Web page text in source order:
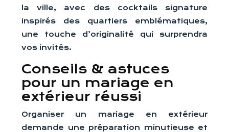
la ville, avec des cocktails signature
inspirés des quartiers emblématiques,
une touche d’originalité qui surprendra
vos invités.
Conseils & astuces
pour un mariage en
extérieur réussi
Organiser un mariage en extérieur
demande une préparation minutieuse et